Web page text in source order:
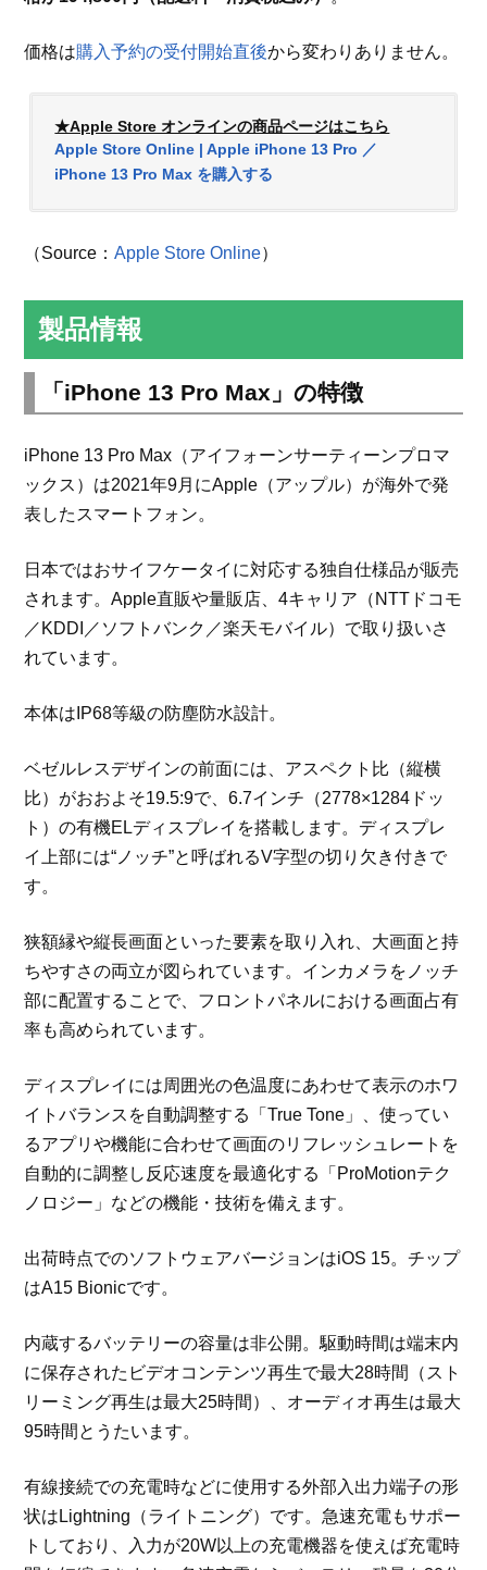
価格は購入予約の受付開始直後から変わりありません。
★Apple Store オンラインの商品ページはこちら
Apple Store Online | Apple iPhone 13 Pro ／
iPhone 13 Pro Max を購入する
（Source：Apple Store Online）
製品情報
「iPhone 13 Pro Max」の特徴
iPhone 13 Pro Max（アイフォーンサーティーンプロマ
ックス）は2021年9月にApple（アップル）が海外で発
表したスマートフォン。
日本ではおサイフケータイに対応する独自仕様品が販売
されます。Apple直販や量販店、4キャリア（NTTドコモ
／KDDI／ソフトバンク／楽天モバイル）で取り扱いさ
れています。
本体はIP68等級の防塵防水設計。
ベゼルレスデザインの前面には、アスペクト比（縦横
比）がおおよそ19.5:9で、6.7インチ（2778×1284ドッ
ト）の有機ELディスプレイを搭載します。ディスプレ
イ上部には“ノッチ”と呼ばれるV字型の切り欠き付きで
す。
狭額縁や縦長画面といった要素を取り入れ、大画面と持
ちやすさの両立が図られています。インカメラをノッチ
部に配置することで、フロントパネルにおける画面占有
率も高められています。
ディスプレイには周囲光の色温度にあわせて表示のホワ
イトバランスを自動調整する「True Tone」、使ってい
るアプリや機能に合わせて画面のリフレッシュレートを
自動的に調整し反応速度を最適化する「ProMotionテク
ノロジー」などの機能・技術を備えます。
出荷時点でのソフトウェアバージョンはiOS 15。チップ
はA15 Bionicです。
内蔵するバッテリーの容量は非公開。駆動時間は端末内
に保存されたビデオコンテンツ再生で最大28時間（スト
リーミング再生は最大25時間）、オーディオ再生は最大
95時間とうたいます。
有線接続での充電時などに使用する外部入出力端子の形
状はLightning（ライトニング）です。急速充電もサポー
トしており、入力が20W以上の充電機器を使えば充電時